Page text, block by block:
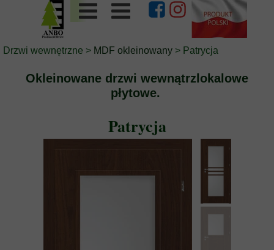
Drzwi wewnętrzne > MDF okleinowany > Patrycja
Okleinowane drzwi wewnątrzlokalowe
płytowe.
Patrycja